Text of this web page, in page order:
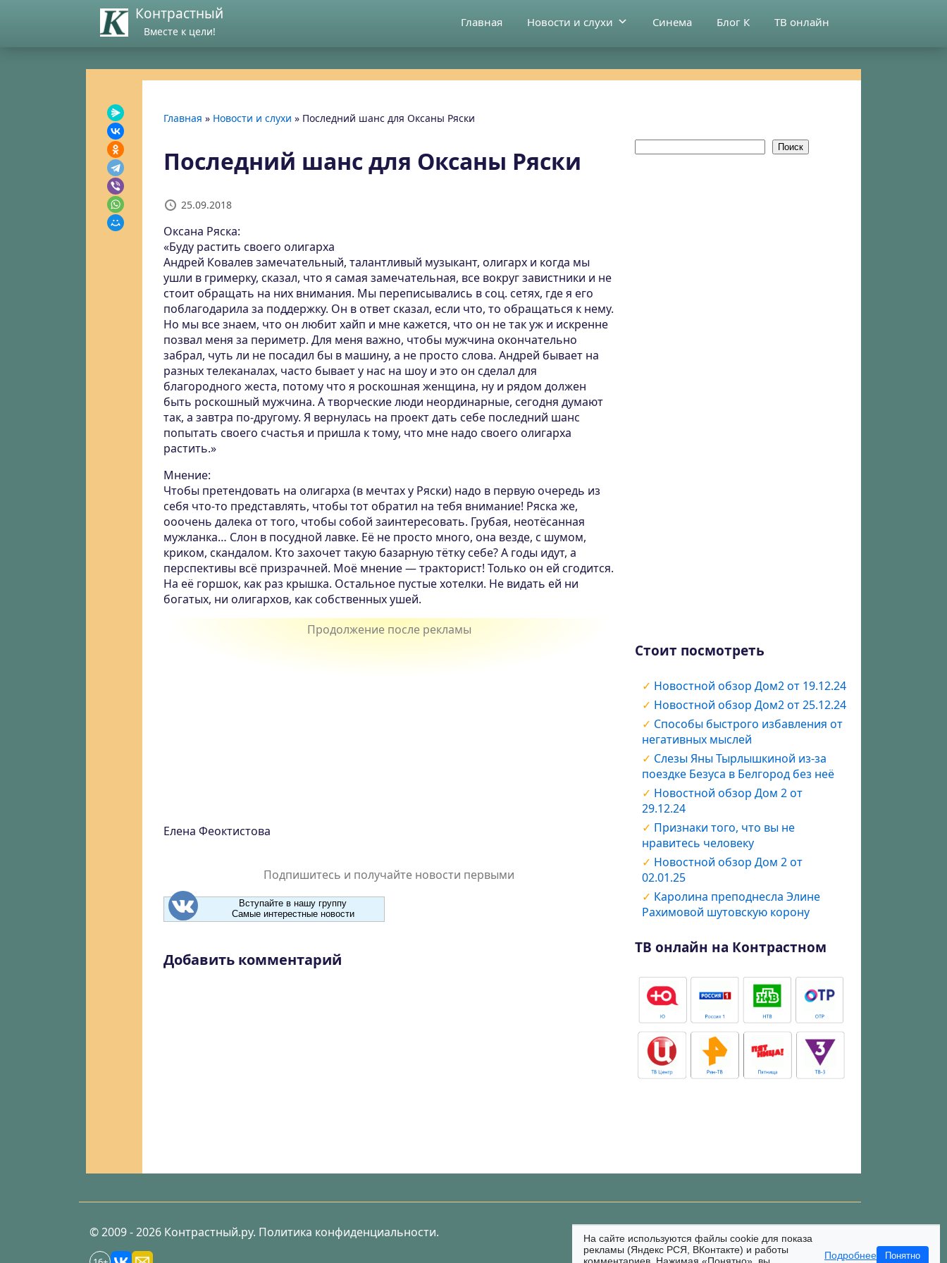
Контрастный
Вместе к цели!
Главная Новости и слухи Синема Блог К ТВ онлайн
Главная » Новости и слухи » Последний шанс для Оксаны Ряски
Последний шанс для Оксаны Ряски
25.09.2018
Оксана Ряска:
«Буду растить своего олигарха
Андрей Ковалев замечательный, талантливый музыкант, олигарх и когда мы
ушли в гримерку, сказал, что я самая замечательная, все вокруг завистники и не
стоит обращать на них внимания. Мы переписывались в соц. сетях, где я его
поблагодарила за поддержку. Он в ответ сказал, если что, то обращаться к нему.
Но мы все знаем, что он любит хайп и мне кажется, что он не так уж и искренне
позвал меня за периметр. Для меня важно, чтобы мужчина окончательно
забрал, чуть ли не посадил бы в машину, а не просто слова. Андрей бывает на
разных телеканалах, часто бывает у нас на шоу и это он сделал для
благородного жеста, потому что я роскошная женщина, ну и рядом должен
быть роскошный мужчина. А творческие люди неординарные, сегодня думают
так, а завтра по-другому. Я вернулась на проект дать себе последний шанс
попытать своего счастья и пришла к тому, что мне надо своего олигарха
растить.»
Мнение:
Чтобы претендовать на олигарха (в мечтах у Ряски) надо в первую очередь из
себя что-то представлять, чтобы тот обратил на тебя внимание! Ряска же,
ооочень далека от того, чтобы собой заинтересовать. Грубая, неотёсанная
мужланка… Слон в посудной лавке. Её не просто много, она везде, с шумом,
криком, скандалом. Кто захочет такую базарную тётку себе? А годы идут, а
перспективы всё призрачней. Моё мнение — тракторист! Только он ей сгодится.
На её горшок, как раз крышка. Остальное пустые хотелки. Не видать ей ни
богатых, ни олигархов, как собственных ушей.
Елена Феоктистова
Подпишитесь и получайте новости первыми
Вступайте в нашу группу
Самые интерестные новости
Добавить комментарий
Поиск
Стоит посмотреть
Новостной обзор Дом2 от 19.12.24
Новостной обзор Дом2 от 25.12.24
Способы быстрого избавления от
негативных мыслей
Слезы Яны Тырлышкиной из-за
поездке Безуса в Белгород без неё
Новостной обзор Дом 2 от
29.12.24
Признаки того, что вы не
нравитесь человеку
Новостной обзор Дом 2 от
02.01.25
Каролина преподнесла Элине
Рахимовой шутовскую корону
ТВ онлайн на Контрастном
© 2009 - 2026 Контрастный.ру. Политика конфиденциальности.
На сайте используются файлы cookie для показа
рекламы (Яндекс РСЯ, ВКонтакте) и работы
Подробнее Понятно